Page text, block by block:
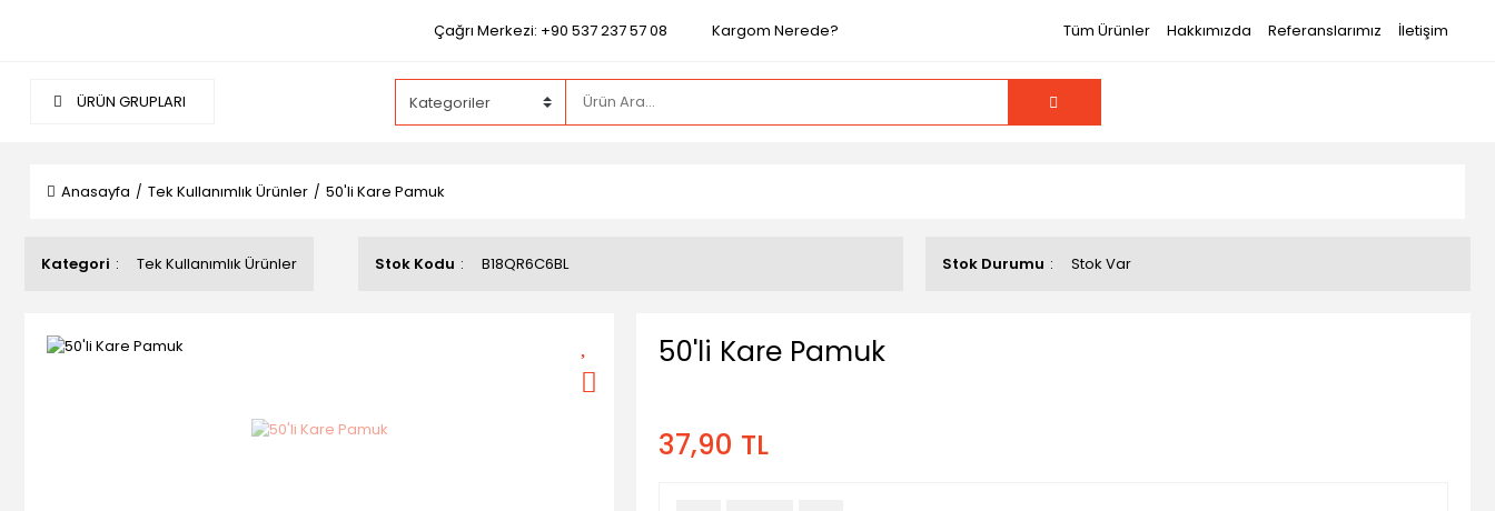
Çağrı Merkezi: +90 537 237 57 08 Kargom Nerede? Tüm Ürünler Hakkımızda Referanslarımız İletişim
ÜRÜN GRUPLARI
Anasayfa Tek Kullanımlık Ürünler 50'li Kare Pamuk
Kategori Tek Kullanımlık Ürünler Stok Kodu B18QR6C6BL Stok Durumu Stok Var
50'li Kare Pamuk
37,90 TL